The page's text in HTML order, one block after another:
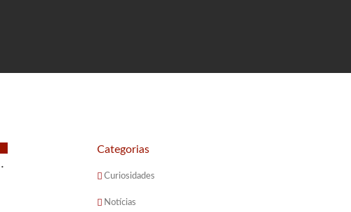
Categorias
Curiosidades
Notícias